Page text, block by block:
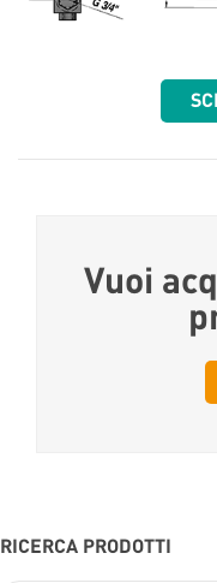
Vuoi
RICERCA PRODOTTI